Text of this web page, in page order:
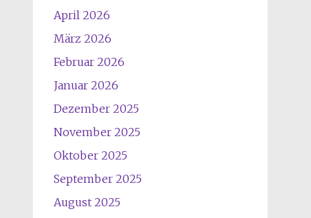
April 2026
März 2026
Februar 2026
Januar 2026
Dezember 2025
November 2025
Oktober 2025
September 2025
August 2025